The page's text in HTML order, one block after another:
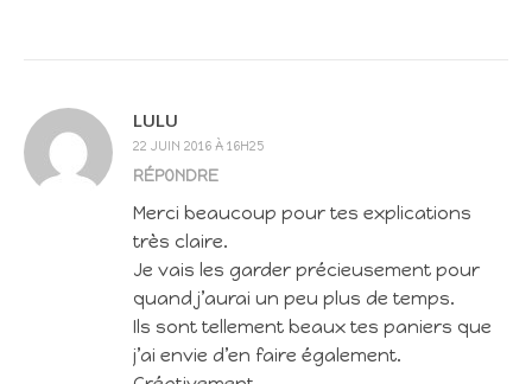
LULU
22 JUIN 2016 À 16H25
RÉPONDRE
Merci beaucoup pour tes explications
très claire.
Je vais les garder précieusement pour
quand j’aurai un peu plus de temps.
Ils sont tellement beaux tes paniers que
j’ai envie d’en faire également.